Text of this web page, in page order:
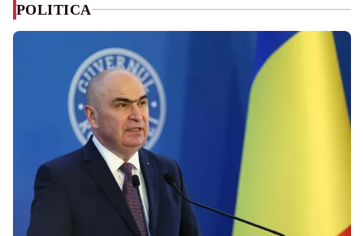
POLITICA